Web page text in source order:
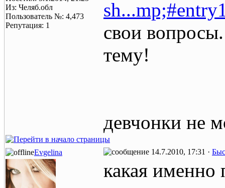
Из: Челяб.обл
Пользователь №: 4,473
Репутация: 1
свои вопросы.
тему!
девчонки не
Evgelina 14.7.2010, 17:31 ·
какая именно